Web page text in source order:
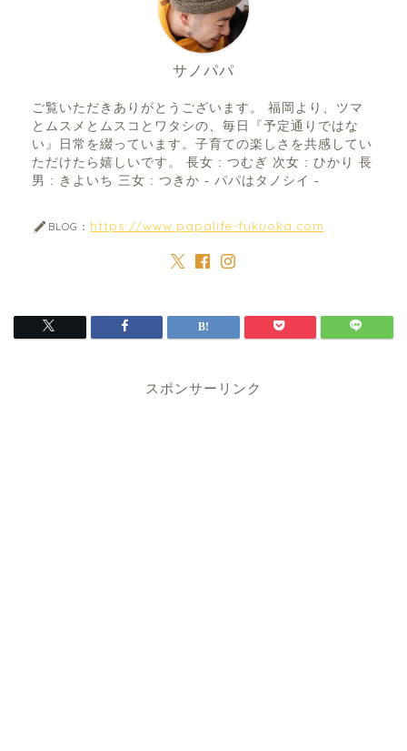
サノパパ
ご覧いただきありがとうございます。 福岡より、ツマ
とムスメとムスコとワタシの、毎日『予定通りではな
い』日常を綴っています。子育ての楽しさを共感してい
ただけたら嬉しいです。 長女 : つむぎ 次女 : ひかり 長
男 : きよいち 三女 : つきか - パパはタノシイ -
BLOG： https://www.papalife-fukuoka.com
スポンサーリンク